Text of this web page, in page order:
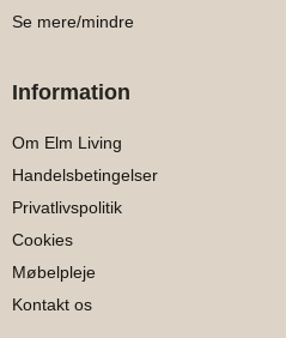
Se mere/mindre
Information
Om Elm Living
Handelsbetingelser
Privatlivspolitik
Cookies
Møbelpleje
Kontakt os